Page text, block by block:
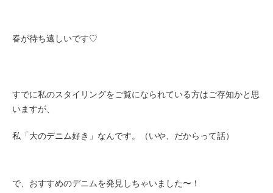
春が待ち遠しいです♡
すでに私のスタイリングをご覧になられている方はご存知かと思
いますが、
私 「大のデニム好き 」 なんです。（いや、だからって話）
で、おすすめのデニムを発見しちゃいました〜！